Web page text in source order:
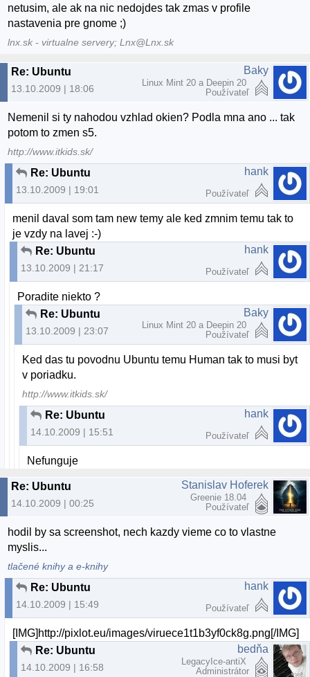
netusim, ale ak na nic nedojdes tak zmas v profile
nastavenia pre gnome ;)
lnx.sk - virtualne servery; Lnx@Lnx.sk
Re: Ubuntu
13.10.2009 | 18:06
Baky
Linux Mint 20 a Deepin 20
Používateľ
Nemenil si ty nahodou vzhlad okien? Podla mna ano ... tak
potom to zmen s5.
http://www.itkids.sk/
Re: Ubuntu
13.10.2009 | 19:01
hank
Používateľ
menil daval som tam new temy ale ked zmnim temu tak to
je vzdy na lavej :-)
Re: Ubuntu
13.10.2009 | 21:17
hank
Používateľ
Poradite niekto ?
Re: Ubuntu
13.10.2009 | 23:07
Baky
Linux Mint 20 a Deepin 20
Používateľ
Ked das tu povodnu Ubuntu temu Human tak to musi byt
v poriadku.
http://www.itkids.sk/
Re: Ubuntu
14.10.2009 | 15:51
hank
Používateľ
Nefunguje
Re: Ubuntu
14.10.2009 | 00:25
Stanislav Hoferek
Greenie 18.04
Používateľ
hodil by sa screenshot, nech kazdy vieme co to vlastne
myslis...
tlačené knihy a e-knihy
Re: Ubuntu
14.10.2009 | 15:49
hank
Používateľ
[IMG]http://pixlot.eu/images/viruece1t1b3yf0ck8g.png[/IMG]
Re: Ubuntu
14.10.2009 | 16:58
bedňa
LegacyIce-antiX
Administrátor